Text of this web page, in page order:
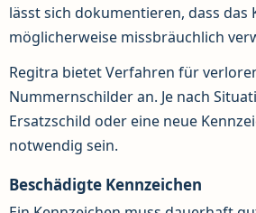
lässt sich dokumentieren, dass das
möglicherweise missbräuchlich
Regitra bietet Verfahren für
Nummernschilder an. Je nach
Ersatzschild oder eine neue
notwendig sein.
Beschädigte Kennzeichen